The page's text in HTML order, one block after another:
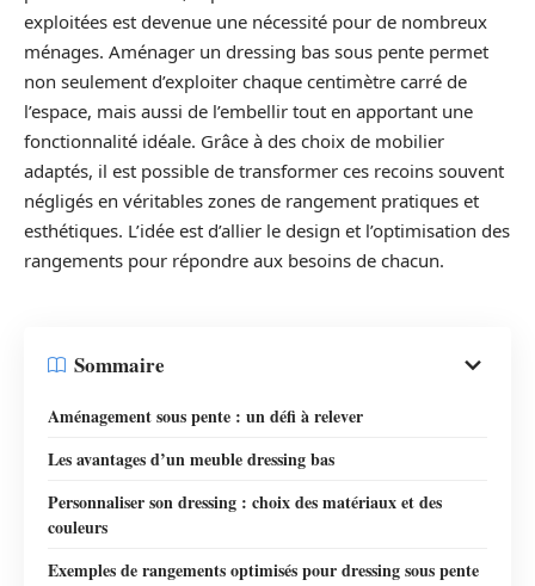
exploitées est devenue une nécessité pour de nombreux
ménages. Aménager un dressing bas sous pente permet
non seulement d’exploiter chaque centimètre carré de
l’espace, mais aussi de l’embellir tout en apportant une
fonctionnalité idéale. Grâce à des choix de mobilier
adaptés, il est possible de transformer ces recoins souvent
négligés en véritables zones de rangement pratiques et
esthétiques. L’idée est d’allier le design et l’optimisation des
rangements pour répondre aux besoins de chacun.
Sommaire
Aménagement sous pente : un défi à relever
Les avantages d’un meuble dressing bas
Personnaliser son dressing : choix des matériaux et des
couleurs
Exemples de rangements optimisés pour dressing sous pente